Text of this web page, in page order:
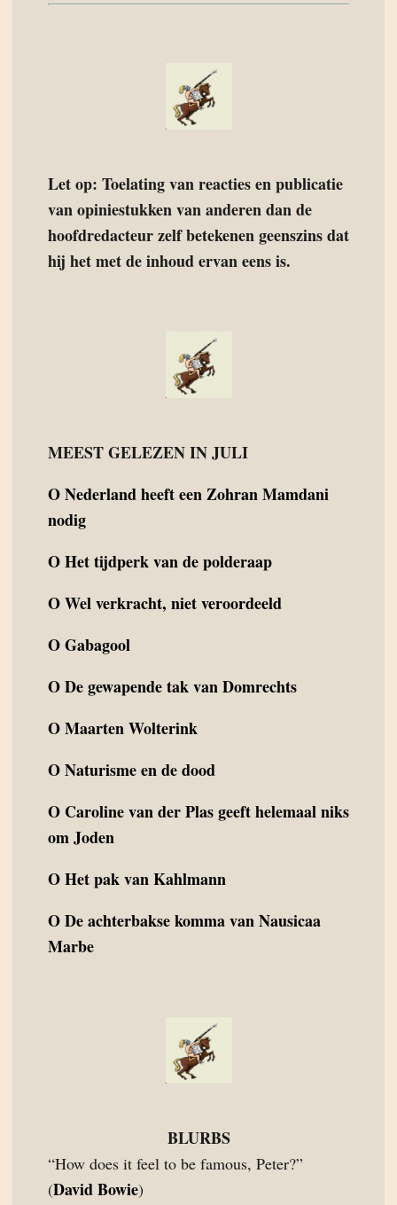
Let op: Toelating van reacties en publicatie
van opiniestukken van anderen dan de
hoofdredacteur zelf betekenen geenszins dat
hij het met de inhoud ervan eens is.
MEEST GELEZEN IN JULI
ONederland heeft een Zohran Mamdani
nodig
OHet tijdperk van de polderaap
OWel verkracht, niet veroordeeld
OGabagool
ODe gewapende tak van Domrechts
OMaarten Wolterink
ONaturisme en de dood
O Caroline van der Plas geeft helemaal niks
om Joden
OHet pak van Kahlmann
ODe achterbakse komma van Nausicaa
Marbe
BLURBS
“How does it feel to be famous, Peter?”
(David Bowie)